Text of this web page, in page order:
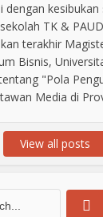
dengan
TK &
terakhir
Bisnis,
"Pola
Media di
View all posts